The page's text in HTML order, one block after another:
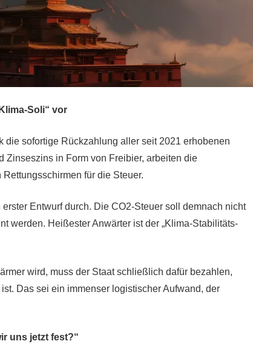
Soli“ vor
die sofortige Rückzahlung aller seit 2021 erhobenen
Zinseszins in Form von Freibier, arbeiten die
für die Steuer.
Entwurf durch. Die CO2-Steuer soll demnach nicht
werden. Heißester Anwärter ist der „Klima-Stabilitäts-
wird, muss der Staat schließlich dafür bezahlen,
Das sei ein immenser logistischer Aufwand, der
uns jetzt fest?“